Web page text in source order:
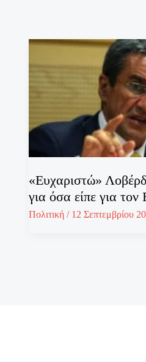
«Ευχαριστώ»
για όσα είπε για
Πολιτική / 12 Σεπτεμβρίου